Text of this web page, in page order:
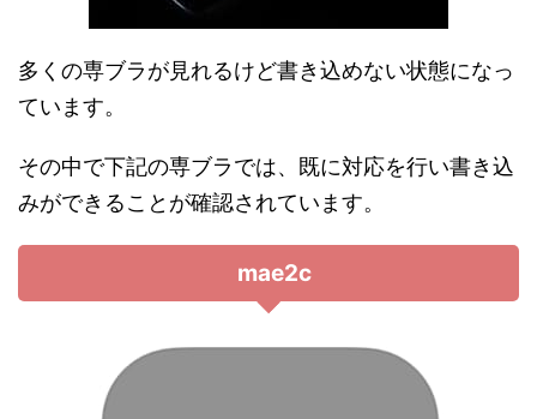
多くの専ブラが見れるけど書き込めない状態になっ
ています。
その中で下記の専ブラでは、既に対応を行い書き込
みができることが確認されています。
mae2c